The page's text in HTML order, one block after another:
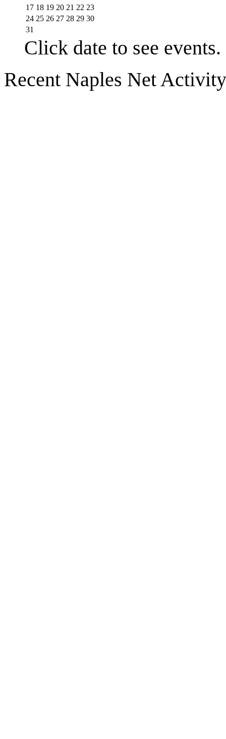
17 18 19 20 21 22 23
24 25 26 27 28 29 30
31
Click date to see events.
Recent Naples Net Activity